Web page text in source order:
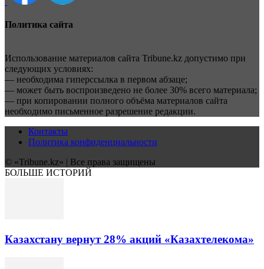
Политика сайта
Использование материалов сайта Tribune.kz допустимо при
следующих условиях:
— необходима гиперссылка в первом абзаце;
— может быть воспроизведено не более 30% всего материала;
— при копировании полного объёма материалов сайта
необходимо письменное разрешение редакции.
Контакты
Политика конфиденциальности
© «Tribune.kz» | Все права защищены
БОЛЬШЕ ИСТОРИЙ
Казахстану вернут 28% акций «Казахтелекома»